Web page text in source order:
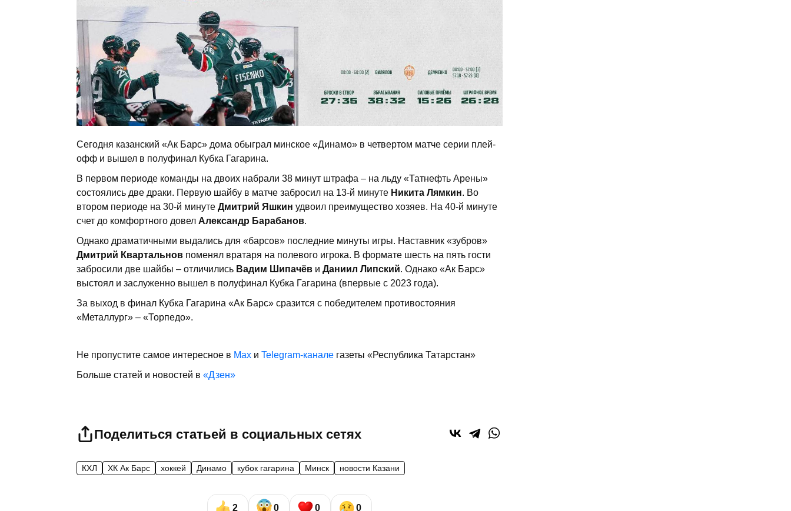
​Сегодня казанский «Ак Барс» дома обыграл минское «Динамо» в четвертом матче серии плей-
офф и вышел в полуфинал Кубка Гагарина.
​В первом периоде команды на двоих набрали 38 минут штрафа – на льду «Татнефть Арены»
состоялись две драки. Первую шайбу в матче забросил на 13-й минуте Никита Лямкин. Во
втором периоде на 30-й минуте Дмитрий Яшкин удвоил преимущество хозяев. На 40-й минуте
счет до комфортного довел Александр Барабанов.
Однако драматичными выдались для «барсов» последние минуты игры. Наставник «зубров»
Дмитрий Квартальнов поменял вратаря на полевого игрока. В формате шесть на пять гости
забросили две шайбы – отличились Вадим Шипачёв и Даниил Липский. Однако «Ак Барс»
выстоял и заслуженно вышел в полуфинал Кубка Гагарина (впервые с 2023 года).
За выход в финал Кубка Гагарина «Ак Барс» сразится с победителем противостояния
«Металлург» – «Торпедо».
Не пропустите самое интересное в Max и Telegram-канале газеты «Республика Татарстан»
Больше статей и новостей в «Дзен»
Поделиться статьей в социальных сетях
КХЛ ХК Ак Барс хоккей Динамо кубок гагарина Минск новости Казани
2 0 0 0